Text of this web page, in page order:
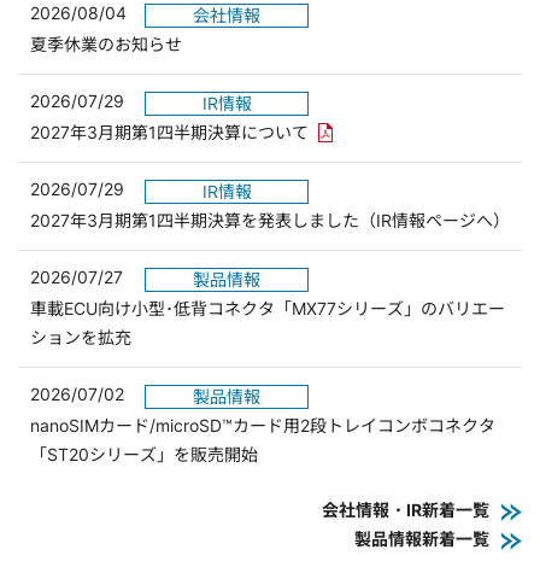
2026/08/04
会社情報
夏季休業のお知らせ
2026/07/29
IR情報
2027年3月期第1四半期決算について PDFリンクを新しいウィンド
2026/07/29
IR情報
2027年3月期第1四半期決算を発表しました（IR情報ページへ）
2026/07/27
製品情報
車載ECU向け小型･低背コネクタ「MX77シリーズ」のバリエー
ションを拡充
2026/07/02
製品情報
nanoSIMカード/microSD™カード用2段トレイコンボコネクタ
「ST20シリーズ」を販売開始
会社情報・IR新着一覧
製品情報新着一覧